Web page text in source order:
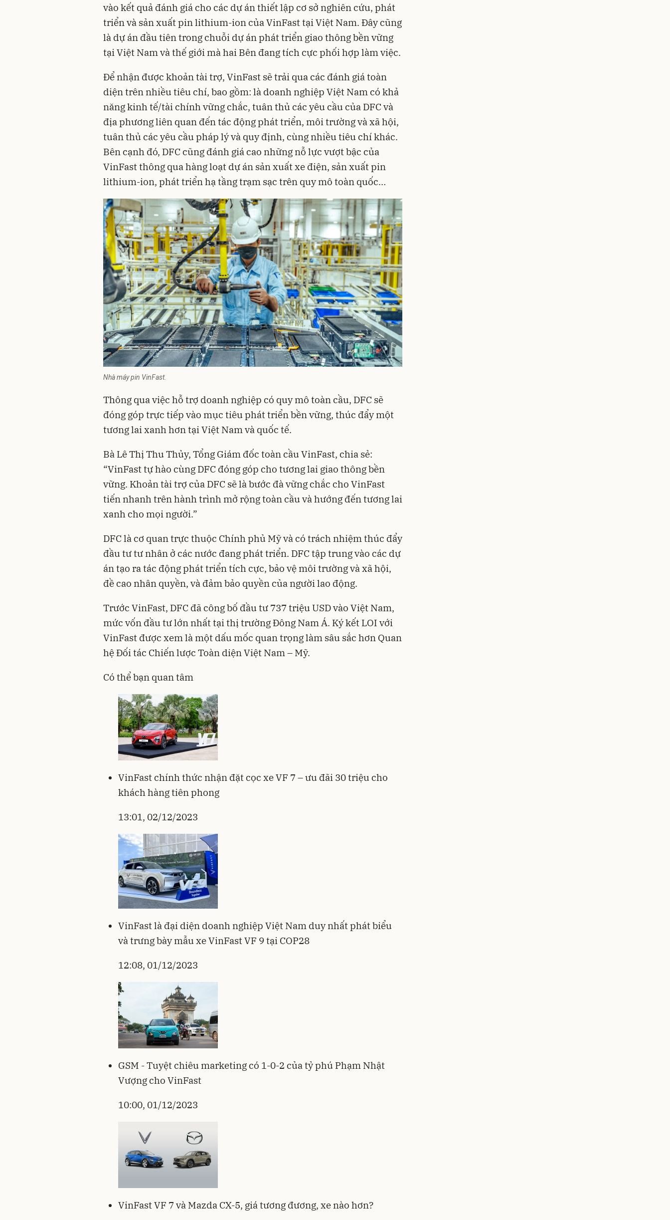
vào kết quả đánh giá cho các dự án thiết lập cơ sở nghiên cứu, phát
triển và sản xuất pin lithium-ion củaVinFasttại Việt Nam. Đây cũng
là dự án đầu tiên trong chuỗi dự án phát triển giao thông bền vững
tại Việt Nam và thế giới mà hai Bên đang tích cực phối hợp làm việc.
Để nhận được khoản tài trợ, VinFast sẽ trải qua các đánh giá toàn
diện trên nhiều tiêu chí, bao gồm: là doanh nghiệp Việt Nam có khả
năng kinh tế/tài chính vững chắc, tuân thủ các yêu cầu của DFC và
địa phương liên quan đến tác động phát triển, môi trường và xã hội,
tuân thủ các yêu cầu pháp lý và quy định, cùng nhiều tiêu chí khác.
Bên cạnh đó, DFC cũng đánh giá cao những nỗ lực vượt bậc của
VinFast thông qua hàng loạt dự án sản xuất xe điện, sản xuất pin
lithium-ion, phát triển hạ tầng trạm sạc trên quy mô toàn quốc…
Nhà máy pin VinFast.
Thông qua việc hỗ trợ doanh nghiệp có quy mô toàn cầu, DFC sẽ
đóng góp trực tiếp vào mục tiêu phát triển bền vững, thúc đẩy một
tương lai xanh hơn tại Việt Nam và quốc tế.
Bà Lê Thị Thu Thủy, Tổng Giám đốc toàn cầu VinFast, chia sẻ:
“VinFast tự hào cùng DFC đóng góp cho tương lai giao thông bền
vững. Khoản tài trợ của DFC sẽ là bước đà vững chắc cho VinFast
tiến nhanh trên hành trình mở rộng toàn cầu và hướng đến tương lai
xanh cho mọi người.”
DFC là cơ quan trực thuộc Chính phủ Mỹ và có trách nhiệm thúc đẩy
đầu tư tư nhân ở các nước đang phát triển. DFC tập trung vào các dự
án tạo ra tác động phát triển tích cực, bảo vệ môi trường và xã hội,
đề cao nhân quyền, và đảm bảo quyền của người lao động.
Trước VinFast, DFC đã công bố đầu tư 737 triệu USD vào Việt Nam,
mức vốn đầu tư lớn nhất tại thị trường Đông Nam Á. Ký kết LOI với
VinFast được xem là một dấu mốc quan trọng làm sâu sắc hơn Quan
hệ Đối tác Chiến lược Toàn diện Việt Nam – Mỹ.
Có thể bạn quan tâm
VinFast chính thức nhận đặt cọc xe VF 7 – ưu đãi 30 triệu cho
khách hàng tiên phong
13:01, 02/12/2023
VinFast là đại diện doanh nghiệp Việt Nam duy nhất phát biểu
và trưng bày mẫu xe VinFast VF 9 tại COP28
12:08, 01/12/2023
GSM - Tuyệt chiêu marketing có 1-0-2 của tỷ phú Phạm Nhật
Vượng cho VinFast
10:00, 01/12/2023
VinFast VF 7 và Mazda CX-5, giá tương đương, xe nào hơn?